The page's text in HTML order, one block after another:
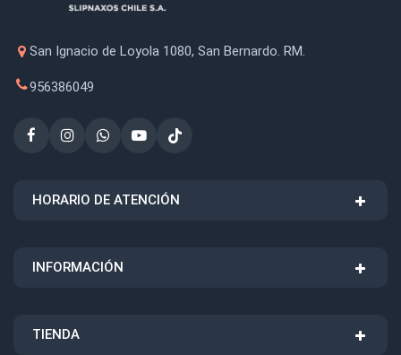
San Ignacio de Loyola 1080, San Bernardo. RM.
956386049
HORARIO DE ATENCIÓN
INFORMACIÓN
TIENDA